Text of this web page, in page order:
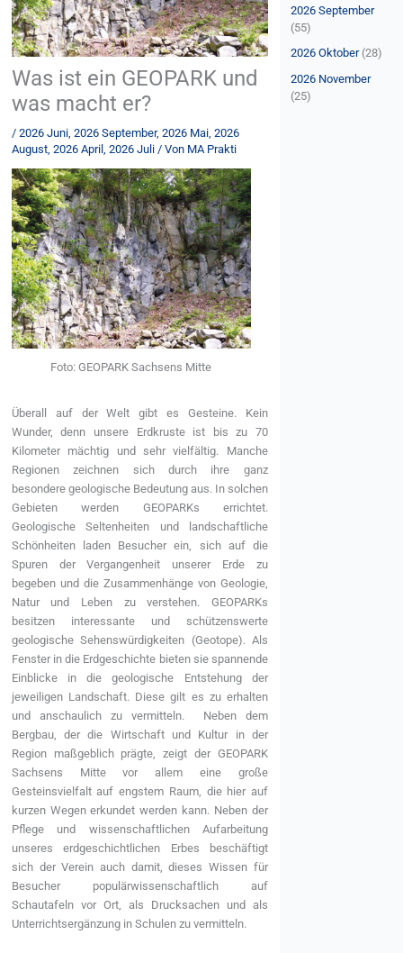
Was ist ein GEOPARK und
was macht er?
/ 2026 Juni, 2026 September, 2026 Mai, 2026
August, 2026 April, 2026 Juli/ Von MA Prakti
Foto: GEOPARK Sachsens Mitte
Überall auf der Welt gibt es Gesteine. Kein
Wunder, denn unsere Erdkruste ist bis zu 70
Kilometer mächtig und sehr vielfältig. Manche
Regionen zeichnen sich durch ihre ganz
besondere geologische Bedeutung aus. In solchen
Gebieten werden GEOPARKs errichtet.
Geologische Seltenheiten und landschaftliche
Schönheiten laden Besucher ein, sich auf die
Spuren der Vergangenheit unserer Erde zu
begeben und die Zusammenhänge von Geologie,
Natur und Leben zu verstehen. GEOPARKs
besitzen interessante und schützenswerte
geologische Sehenswürdigkeiten (Geotope). Als
Fenster in die Erdgeschichte bieten sie spannende
Einblicke in die geologische Entstehung der
jeweiligen Landschaft. Diese gilt es zu erhalten
und anschaulich zu vermitteln. Neben dem
Bergbau, der die Wirtschaft und Kultur in der
Region maßgeblich prägte, zeigt der GEOPARK
Sachsens Mitte vor allem eine große
Gesteinsvielfalt auf engstem Raum, die hier auf
kurzen Wegen erkundet werden kann. Neben der
Pflege und wissenschaftlichen Aufarbeitung
unseres erdgeschichtlichen Erbes beschäftigt
sich der Verein auch damit, dieses Wissen für
Besucher populärwissenschaftlich auf
Schautafeln vor Ort, als Drucksachen und als
Unterrichtsergänzung in Schulen zu vermitteln.
n
a
c
h
:
2026 September
(55)
2026 Oktober(28)
2026 November
(25)